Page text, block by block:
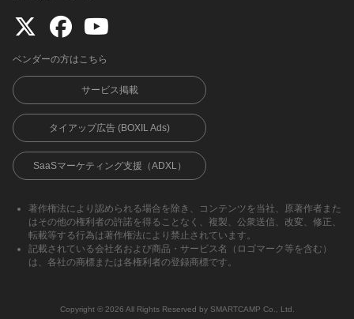
ベンダーの方はこちら
サービス掲載
タイアップ広告 (BOXIL Ads)
SaaSマーケティング支援（ADXL）
著作権法により認められる場合を除き、コンテンツを当社、原著作者また
はその他の権利者の許諾を得ることなく、複製、公衆送信、改変、修正、
転載等する行為は著作権法により禁止されています。
記載されている会社名および商品・サービス名（ロゴマーク等を含む）
は、各社の商標または各権利者の登録商標です。
Copyright ©︎ 2026 All Rights Reserved by SMARTCAMP Co., Ltd.